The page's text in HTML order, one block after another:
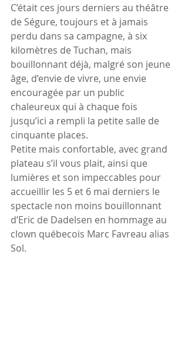
C’était ces jours derniers au théâtre
de Ségure, toujours et à jamais
perdu dans sa campagne, à six
kilomètres de Tuchan, mais
bouillonnant déjà, malgré son jeune
âge, d’envie de vivre, une envie
encouragée par un public
chaleureux qui à chaque fois
jusqu’ici a rempli la petite salle de
cinquante places.
Petite mais confortable, avec grand
plateau s’il vous plait, ainsi que
lumières et son impeccables pour
accueillir les 5 et 6 mai derniers le
spectacle non moins bouillonnant
d’Eric de Dadelsen en hommage au
clown québecois Marc Favreau alias
Sol.